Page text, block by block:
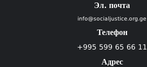
Эл. почта
info@socialjustice.org.ge
Телефон
+995 599 65 66 11
Адрес